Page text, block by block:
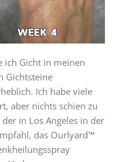
ich Gicht in meinen
Gichtsteine
Ich habe viele
aber nichts schien zu
in Los Angeles in der
das Ourlyard™